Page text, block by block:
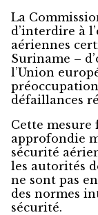
La
d’interdire à
aériennes
Suriname –
l’Union
défaillances
Cette
approfondie
sécurité
les autorités
ne sont pas
des normes
sécurité.